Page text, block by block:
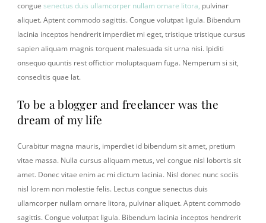
congue senectus duis ullamcorper nullam ornare litora, pulvinar
aliquet. Aptent commodo sagittis. Congue volutpat ligula. Bibendum
lacinia inceptos hendrerit imperdiet mi eget, tristique tristique cursus
sapien aliquam magnis torquent malesuada sit urna nisi. Ipiditi
onsequo quuntis rest offictior moluptaquam fuga. Nemperum si sit,
conseditis quae lat.
To be a blogger and freelancer was the
dream of my life
Curabitur magna mauris, imperdiet id bibendum sit amet, pretium
vitae massa. Nulla cursus aliquam metus, vel congue nisl lobortis sit
amet. Donec vitae enim ac mi dictum lacinia. Nisl donec nunc sociis
nisl lorem non molestie felis. Lectus congue senectus duis
ullamcorper nullam ornare litora, pulvinar aliquet. Aptent commodo
sagittis. Congue volutpat ligula. Bibendum lacinia inceptos hendrerit